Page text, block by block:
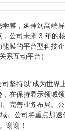
膜，延伸到高端
公司未来 3 年的
膜的平台型科技
系互动平台）
坚持以“成为世界
在保持显示领域
完善业务布局。
。公司将重点加速
谢谢！